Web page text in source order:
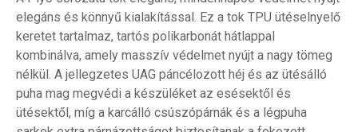
elegáns és könnyű kialakítással. Ez a tok TPU ütéselnyelő
keretet tartalmaz, tartós polikarbonát hátlappal
kombinálva, amely masszív védelmet nyújt a nagy tömeg
nélkül. A jellegzetes UAG páncélozott héj és az ütésálló
puha mag megvédi a készüléket az esésektől és
ütésektől, míg a karcálló csúszópárnák és a légpuha